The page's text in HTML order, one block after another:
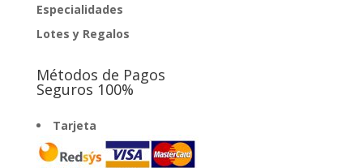
Especialidades
Lotes y Regalos
Métodos de Pagos
Seguros 100%
Tarjeta